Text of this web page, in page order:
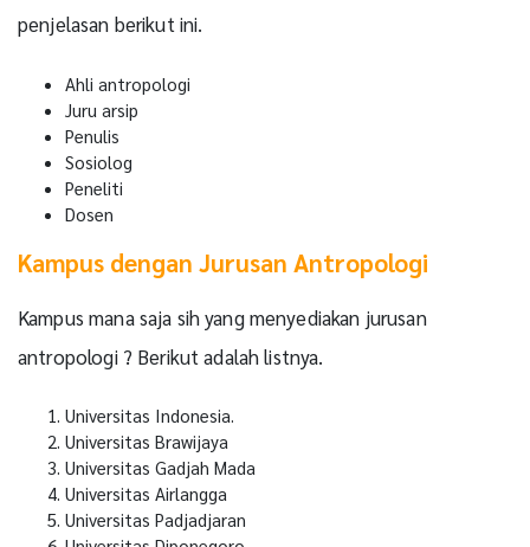
penjelasan berikut ini.
Ahli antropologi
Juru arsip
Penulis
Sosiolog
Peneliti
Dosen
Kampus dengan Jurusan Antropologi
Kampus mana saja sih yang menyediakan jurusan
antropologi ? Berikut adalah listnya.
Universitas Indonesia.
Universitas Brawijaya
Universitas Gadjah Mada
Universitas Airlangga
Universitas Padjadjaran